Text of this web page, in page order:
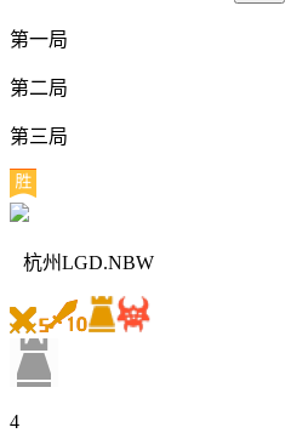
第一局
第二局
第三局
杭州LGD.NBW
4